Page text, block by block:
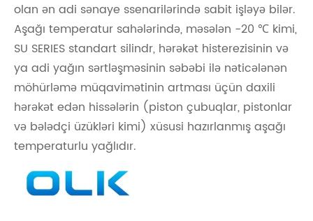
olan ən adi sənaye ssenarilərində sabit işləyə bilər.
Aşağı temperatur sahələrində, məsələn -20 ℃ kimi,
SU SERIES standart silindr, hərəkət histerezisinin və
ya adi yağın sərtləşməsinin səbəbi ilə nəticələnən
möhürləmə müqavimətinin artması üçün daxili
hərəkət edən hissələrin (piston çubuqlar, pistonlar
və bələdçi üzükləri kimi) xüsusi hazırlanmış aşağı
temperaturlu yağlıdır.